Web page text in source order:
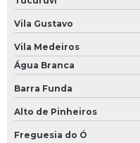
Vila Gustavo
Vila Medeiros
Água Branca
Barra Funda
Alto de Pinheiros
Freguesia do Ó